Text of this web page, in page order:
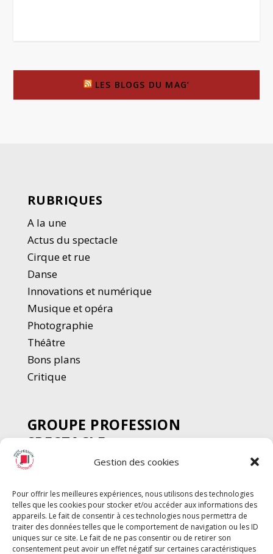
Gestion des cookies
Pour offrir les meilleures expériences, nous utilisons des technologies
telles que les cookies pour stocker et/ou accéder aux informations des
appareils. Le fait de consentir à ces technologies nous permettra de
traiter des données telles que le comportement de navigation ou les ID
uniques sur ce site. Le fait de ne pas consentir ou de retirer son
consentement peut avoir un effet négatif sur certaines caractéristiques
LES BLOGS DU MAG’
RUBRIQUES
A la une
Actus du spectacle
Cirque et rue
Danse
Innovations et numérique
Musique et opéra
Photographie
Théâtre
Bons plans
Critique
GROUPE PROFESSION
SPECTACLE
Chèque Intermittents
Chèque Compta
Chèque Emploi Spectacle
G-Pods